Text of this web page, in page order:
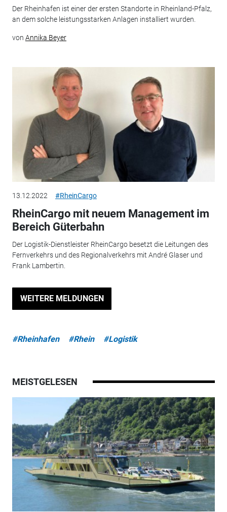
Der Rheinhafen ist einer der ersten Standorte in Rheinland-Pfalz,
an dem solche leistungsstarken Anlagen installiert wurden.
von Annika Beyer
13.12.2022 #RheinCargo
RheinCargo mit neuem Management im
Bereich Güterbahn
Der Logistik-Dienstleister RheinCargo besetzt die Leitungen des
Fernverkehrs und des Regionalverkehrs mit André Glaser und
Frank Lambertin.
WEITERE MELDUNGEN
#Rheinhafen #Rhein #Logistik
MEISTGELESEN